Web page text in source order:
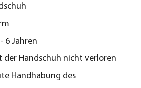
6 Jahren
der Handschuh nicht verloren
Handhabung des